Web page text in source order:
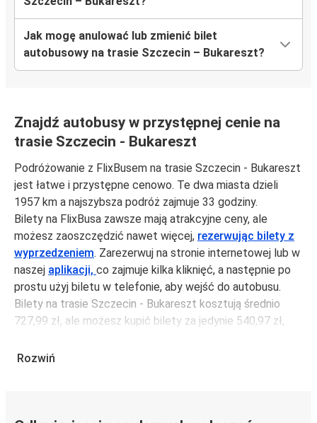
Jak mogę anulować lub zmienić bilet
autobusowy na trasie Szczecin – Bukareszt?
Znajdź autobusy w przystępnej cenie na
trasie Szczecin - Bukareszt
Podróżowanie z FlixBusem na trasie Szczecin - Bukareszt
jest łatwe i przystępne cenowo. Te dwa miasta dzieli
1957 km a najszybsza podróż zajmuje 33 godziny.
Bilety na FlixBusa zawsze mają atrakcyjne ceny, ale
możesz zaoszczędzić nawet więcej, rezerwując bilety z
wyprzedzeniem. Zarezerwuj na stronie internetowej lub w
naszej aplikacji, co zajmuje kilka kliknięć, a następnie po
prostu użyj biletu w telefonie, aby wejść do autobusu.
Bilety na trasie Szczecin - Bukareszt kosztują średnio
727,99 zł, ale możesz kupić bilety za jedynie 540,97 zł,
unikając weekendów i świąt. Aby podróżować szybko,
Rozwiń